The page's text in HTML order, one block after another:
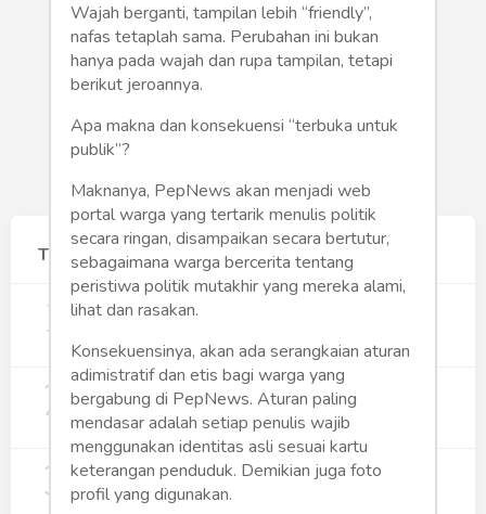
Tekno
Gaya
Wisata
Wanita
Terpopuler
1 Gerakan Sehat Berbasis Pesantren:
Pengabdian Masyarakat Prodi Spesialis
Keperawatan Medikal Bedah UNIMUS di
Pondok Pesantren Putra UNIMUS
Semarang
348
2 MBG dan Perannya dalam Perluasan
Lapangan Kerja
271
3 Digitalisasi Koperasi Merah Putih Buka
Peluang Ekonomi Baru di Desa
Wajah berganti, tampilan lebih “friendly”,
nafas tetaplah sama. Perubahan ini bukan
hanya pada wajah dan rupa tampilan, tetapi
berikut jeroannya.
Apa makna dan konsekuensi “terbuka untuk
publik”?
Maknanya, PepNews akan menjadi web
portal warga yang tertarik menulis politik
secara ringan, disampaikan secara bertutur,
sebagaimana warga bercerita tentang
peristiwa politik mutakhir yang mereka alami,
lihat dan rasakan.
Konsekuensinya, akan ada serangkaian aturan
adimistratif dan etis bagi warga yang
bergabung di PepNews. Aturan paling
mendasar adalah setiap penulis wajib
menggunakan identitas asli sesuai kartu
keterangan penduduk. Demikian juga foto
profil yang digunakan.